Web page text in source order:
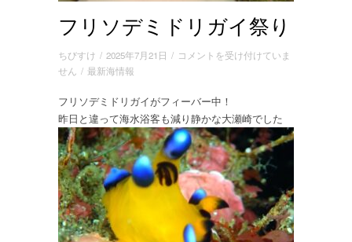
フリソデミドリガイ祭り
ちびすけ / 2025年7月21日 / フ
デ
ミ
ド
リ
ガ
イ
祭
は
コメントを受け付けていま
せん / 最新海情報
フリソデミドリガイがフィーバー中！
昨日と違って海水浴客も減り静かな大瀬崎でした